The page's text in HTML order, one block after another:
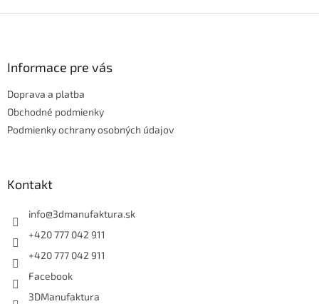
Informace pre vás
Doprava a platba
Obchodné podmienky
Podmienky ochrany osobných údajov
Kontakt
info@3dmanufaktura.sk
+420 777 042 911
+420 777 042 911
Facebook
3DManufaktura